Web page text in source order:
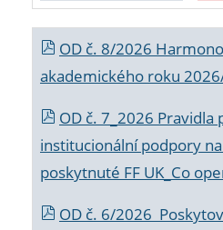
OD č. 8/2026
akademického roku
OD č. 7_2026
institucionální podpory
poskytnuté FF UK_Co
OD č. 6/2026